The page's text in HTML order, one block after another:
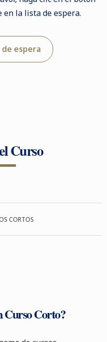
la lista de espera.
espera
Curso
CORTOS
Curso Corto?